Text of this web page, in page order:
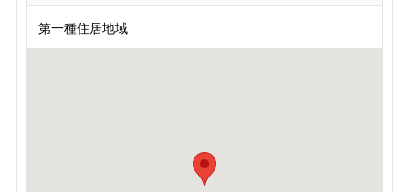
第一種住居地域